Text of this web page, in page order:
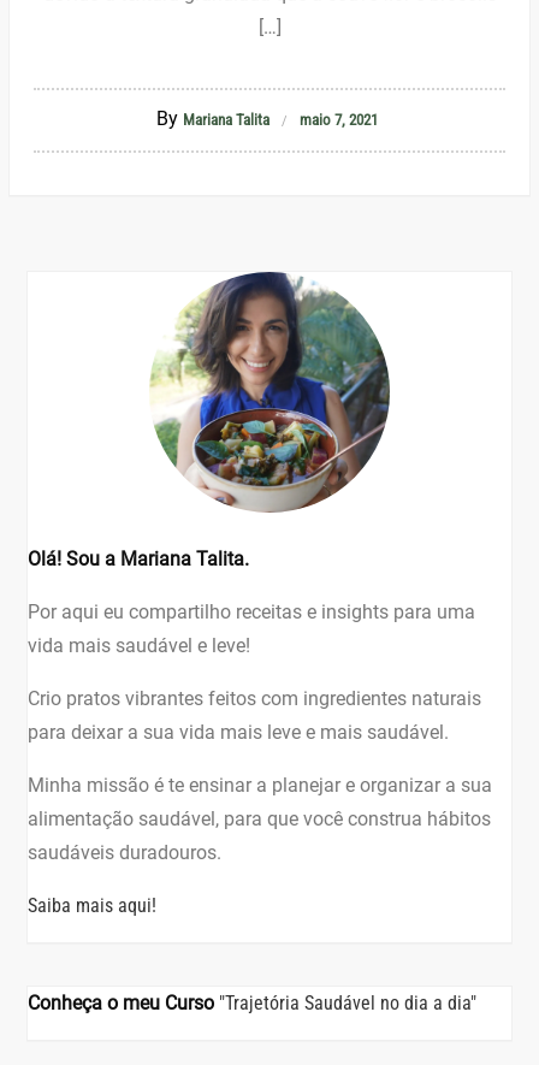
[…]
By Mariana Talita maio 7, 2021
Olá! Sou a Mariana Talita.
Por aqui eu compartilho receitas e insights para uma
vida mais saudável e leve!
Crio pratos vibrantes feitos com ingredientes naturais
para deixar a sua vida mais leve e mais saudável.
Minha missão é te ensinar a planejar e organizar a sua
alimentação saudável, para que você construa hábitos
saudáveis duradouros.
Saiba mais aqui!
Conheça o meu Curso "Trajetória Saudável no dia a dia"